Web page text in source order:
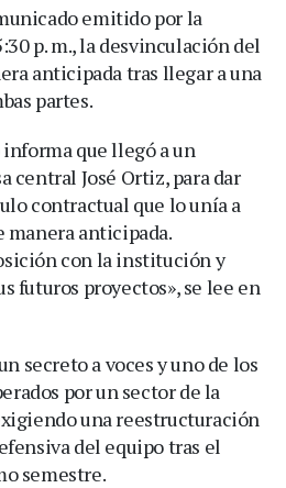
emitido por la
p. m., la desvinculación del
anticipada tras llegar a una
partes.
que llegó a un
central José Ortiz, para dar
contractual que lo unía a
anticipada.
con la institución y
futuros proyectos», se lee en
secreto a voces y uno de los
por un sector de la
una reestructuración
del equipo tras el
semestre.